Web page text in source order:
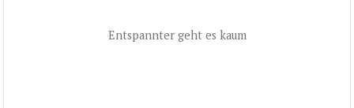
Entspannter geht es kaum